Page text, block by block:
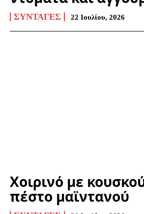
ΣΥΝΤΑΓΈΣ 22 Ιουλίου, 2026
Χοιρινό με
πέστο μαϊντανού